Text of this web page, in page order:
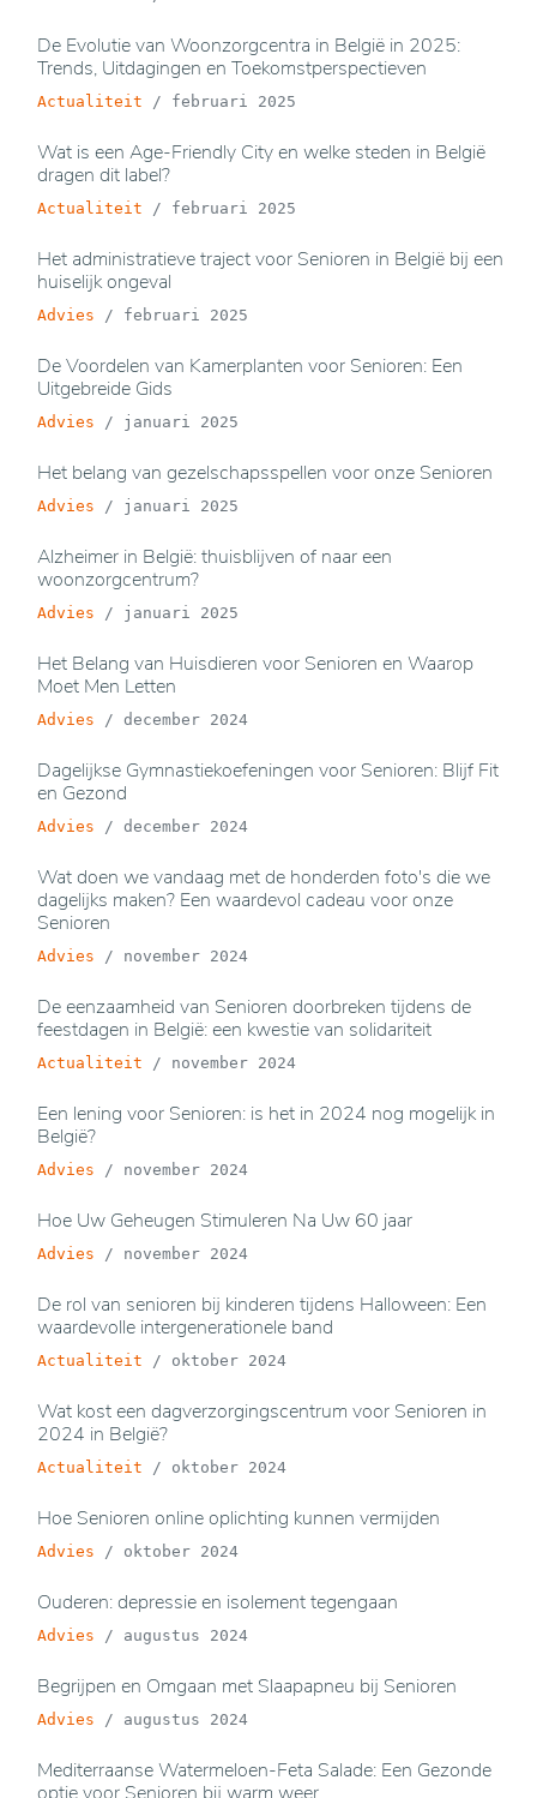
De Evolutie van Woonzorgcentra in België in 2025:
Trends, Uitdagingen en Toekomstperspectieven
Actualiteit / februari 2025
Wat is een Age-Friendly City en welke steden in België
dragen dit label?
Actualiteit / februari 2025
Het administratieve traject voor Senioren in België bij een
huiselijk ongeval
Advies / februari 2025
De Voordelen van Kamerplanten voor Senioren: Een
Uitgebreide Gids
Advies / januari 2025
Het belang van gezelschapsspellen voor onze Senioren
Advies / januari 2025
Alzheimer in België: thuisblijven of naar een
woonzorgcentrum?
Advies / januari 2025
Het Belang van Huisdieren voor Senioren en Waarop
Moet Men Letten
Advies / december 2024
Dagelijkse Gymnastiekoefeningen voor Senioren: Blijf Fit
en Gezond
Advies / december 2024
Wat doen we vandaag met de honderden foto's die we
dagelijks maken? Een waardevol cadeau voor onze
Senioren
Advies / november 2024
De eenzaamheid van Senioren doorbreken tijdens de
feestdagen in België: een kwestie van solidariteit
Actualiteit / november 2024
Een lening voor Senioren: is het in 2024 nog mogelijk in
België?
Advies / november 2024
Hoe Uw Geheugen Stimuleren Na Uw 60 jaar
Advies / november 2024
De rol van senioren bij kinderen tijdens Halloween: Een
waardevolle intergenerationele band
Actualiteit / oktober 2024
Wat kost een dagverzorgingscentrum voor Senioren in
2024 in België?
Actualiteit / oktober 2024
Hoe Senioren online oplichting kunnen vermijden
Advies / oktober 2024
Ouderen: depressie en isolement tegengaan
Advies / augustus 2024
Begrijpen en Omgaan met Slaapapneu bij Senioren
Advies / augustus 2024
Mediterraanse Watermeloen-Feta Salade: Een Gezonde